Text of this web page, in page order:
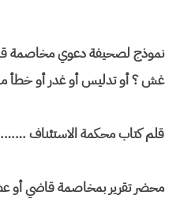
نموذج لصحيفة دعوي مخاصمة
غش ؟ أو تدليس أو غدر أو خطأ
قلم كتاب محكمة الاستئناف
محضر تقرير بمخاصمة قاضي أو